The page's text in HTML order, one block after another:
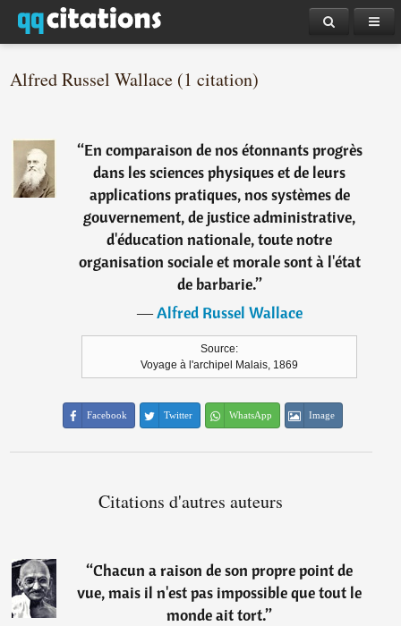
Alfred Russel Wallace (1 citation)
“En comparaison de nos étonnants progrès
dans les sciences physiques et de leurs
applications pratiques, nos systèmes de
gouvernement, de justice administrative,
d'éducation nationale, toute notre
organisation sociale et morale sont à l'état
de barbarie.”
―Alfred Russel Wallace
Source:
Voyage à l'archipel Malais, 1869
Facebook Twitter WhatsApp Image
Citations d'autres auteurs
“Chacun a raison de son propre point de
vue, mais il n'est pas impossible que tout le
monde ait tort.”